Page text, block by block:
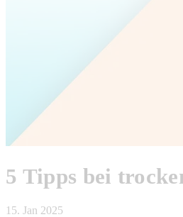
5 Tipps bei
15. Jan 2025